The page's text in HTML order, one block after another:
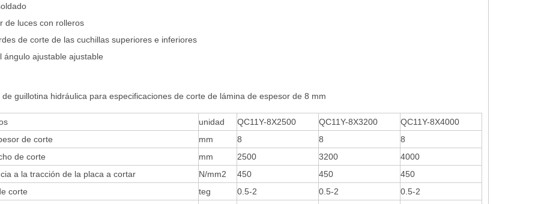
de luces con rolleros
de corte de las cuchillas superiores e inferiores
ángulo ajustable ajustable
de guillotina hidráulica para especificaciones de corte de lámina de espesor de 8 mm
unidad QC11Y-8X2500 QC11Y-8X3200
QC11Y-8X4000
de corte
mm 8 8
8
de corte
mm 2500 3200
4000
a la tracción de la placa a cortar
N/mm2 450 450
450
corte
teg 0.5-2 0.5-2
0.5-2